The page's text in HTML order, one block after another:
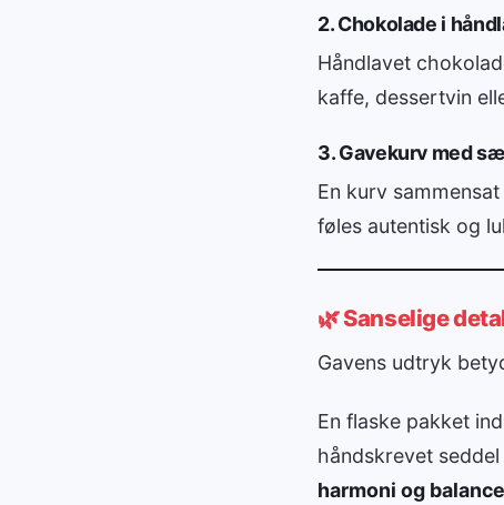
2. Chokolade i
Håndlavet
kaffe, dessertvin
3. Gavekurv med
En kurv
føles autentisk og
🌿 Sanselige
Gavens udtryk
En flaske pakket
håndskrevet
harmoni og balance